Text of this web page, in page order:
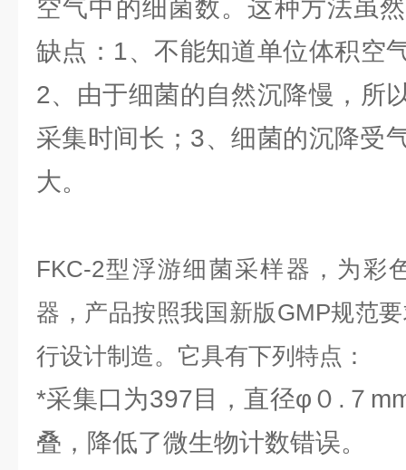
空气中的细菌数。这种方法虽
缺点：1、不能知道单位体积空
2、由于细菌的自然沉降慢，所
采集时间长；3、细菌的沉降受
大。
FKC-2型浮游细菌采样器，为彩
器，产品按照我国新版GMP规范
行设计制造。它具有下列特点：
*采集口为397目，直径φ０.７
叠，降低了微生物计数错误。